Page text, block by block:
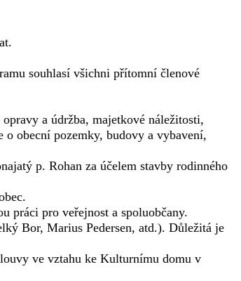
souhlasí všichni přítomní členové
a údržba, majetkové náležitosti,
o obecní pozemky, budovy a vybavení,
p. Rohan za účelem stavby rodinného
práci pro veřejnost a spoluobčany.
Bor, Marius Pedersen, atd.). Důležitá je
ve vztahu ke Kulturnímu domu v